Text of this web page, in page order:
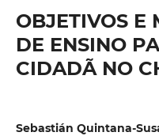
OBJETIVOS E
DE ENSINO
CIDADÃ NO
Sebastián Quintana-